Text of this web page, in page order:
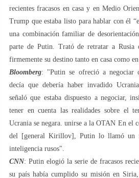
recientes fracasos en casa y en Medio
Trump que estaba listo para hablar con él
una combinación familiar de
parte de Putin. Trató de retratar a Rusia
firmemente su destino tanto en casa como
Bloomberg: "Putin se ofreció a negociar
decía que debería haber invadido
señaló que estaba dispuesto a negociar,
tener en cuenta las realidades sobre el
Ucrania se negara. unirse a la OTAN En el
del [general Kirillov], Putin lo llamó un
inteligencia rusos".
CNN: Putin elogió la serie de fracasos
su país había cumplido su misión en